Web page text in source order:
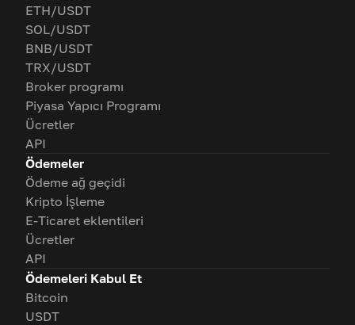
ETH/USDT
SOL/USDT
BNB/USDT
TRX/USDT
Broker programı
Piyasa Yapıcı Programı
Ücretler
API
Ödemeler
Ödeme ağ geçidi
Kripto İşleme
E-Ticaret eklentileri
Ücretler
API
Ödemeleri Kabul Et
Bitcoin
USDT